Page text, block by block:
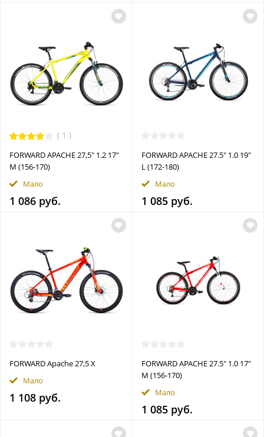
( 1 )
FORWARD APACHE 27,5" 1.2 17"
M (156-170)
Мало
1 086 руб.
FORWARD APACHE 27.5" 1.0 19"
L (172-180)
Мало
1 085 руб.
FORWARD Apache 27,5 X
Мало
1 108 руб.
FORWARD APACHE 27.5" 1.0 17"
M (156-170)
Мало
1 085 руб.